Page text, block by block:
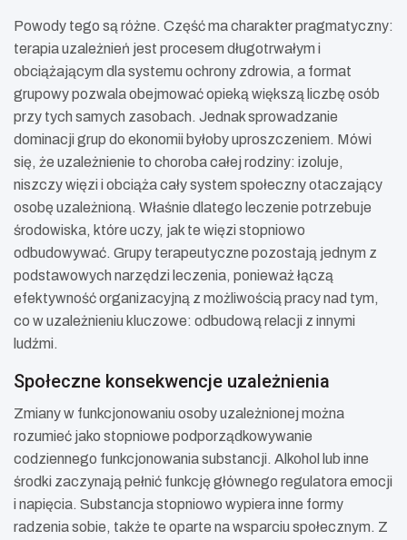
Powody tego są różne. Część ma charakter pragmatyczny:
terapia uzależnień jest procesem długotrwałym i
obciążającym dla systemu ochrony zdrowia, a format
grupowy pozwala obejmować opieką większą liczbę osób
przy tych samych zasobach. Jednak sprowadzanie
dominacji grup do ekonomii byłoby uproszczeniem. Mówi
się, że uzależnienie to choroba całej rodziny: izoluje,
niszczy więzi i obciąża cały system społeczny otaczający
osobę uzależnioną. Właśnie dlatego leczenie potrzebuje
środowiska, które uczy, jak te więzi stopniowo
odbudowywać. Grupy terapeutyczne pozostają jednym z
podstawowych narzędzi leczenia, ponieważ łączą
efektywność organizacyjną z możliwością pracy nad tym,
co w uzależnieniu kluczowe: odbudową relacji z innymi
ludźmi.
Społeczne konsekwencje uzależnienia
Zmiany w funkcjonowaniu osoby uzależnionej można
rozumieć jako stopniowe podporządkowywanie
codziennego funkcjonowania substancji. Alkohol lub inne
środki zaczynają pełnić funkcję głównego regulatora emocji
i napięcia. Substancja stopniowo wypiera inne formy
radzenia sobie, także te oparte na wsparciu społecznym. Z